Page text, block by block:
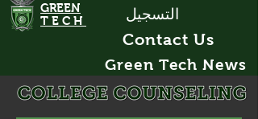
GREEN
TECH
التسجيل
Contact Us
Green Tech News